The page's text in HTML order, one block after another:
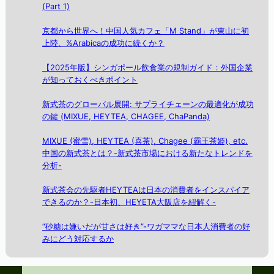
(Part 1)
京都から世界へ！中国人気カフェ「M Stand」が東山に初
上陸、%Arabicaの成功に続くか？
【2025年版】シンガポール飲食業の規制ガイド：外国企業
が知っておくべきポイント
新式茶のグローバル展開: サプライチェーンの最適化が成功
の鍵 (MIXUE, HEYTEA, CHAGEE, ChaPanda)
MIXUE (蜜雪), HEYTEA (喜茶), Chagee (霸王茶姫), etc.
中国の新式茶とは？-新式茶市場における新たなトレンドを
分析-
新式茶会の先駆者HEYTEAは日本の消費者をインスパイア
できるのか？-日本初、HEYETA大阪店を紐解く-
“砂糖は嫌いだが甘さは好き”-ワガママな日本人消費者の好
みにどう対応するか